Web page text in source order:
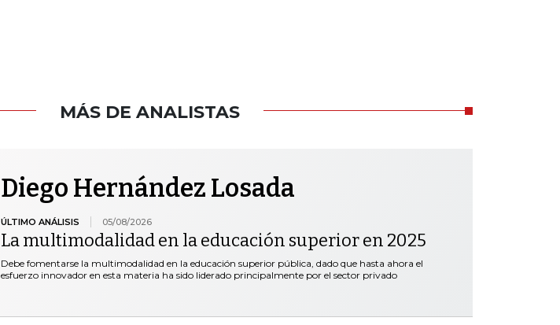
MÁS DE ANALISTAS
Diego Hernández Losada
ÚLTIMO ANÁLISIS 05/08/2026
La multimodalidad en la educación superior en 2025
Debe fomentarse la multimodalidad en la educación superior pública, dado que hasta ahora el
esfuerzo innovador en esta materia ha sido liderado principalmente por el sector privado